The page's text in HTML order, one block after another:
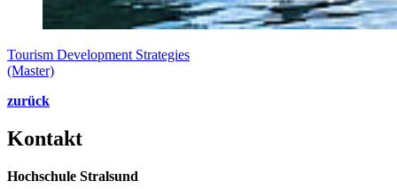
Tourism Development Strategies
(Master)
zurück
Kon­takt
Hochschule Stralsund